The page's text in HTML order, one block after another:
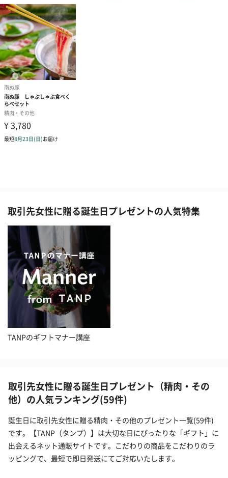
取引先女性に贈る誕生日プレゼントの人気特集
TANPのギフトマナー講座
取引先女性に贈る誕生日プレゼント（精肉・その
他）の人気ランキング(59件)
誕生日に取引先女性に贈る精肉・その他のプレゼント一覧(59件)
です。【TANP（タンプ）】は大切な日にぴったりな「ギフト」に
出会えるネット通販サイトです。こだわりの商品をこだわりのラ
ッピングで、最短で即日発送にてご対応いたします。